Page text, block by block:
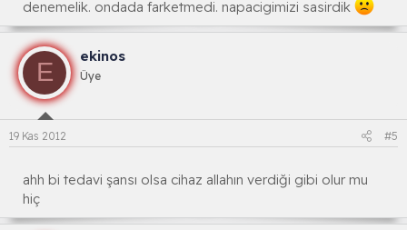
denemelik. ondada farketmedi. napacigimizi sasirdik
E
ekinos
Üye
19 Kas 2012 #5
ahh bi tedavi şansı olsa cihaz allahın verdiği gibi olur mu
hiç